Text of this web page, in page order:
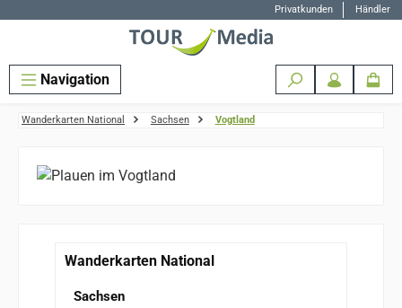
Zum Hauptinhalt springen Privatkunden Händler
Navigation
Wanderkarten National Sachsen Vogtland
Wanderkarten National
Sachsen